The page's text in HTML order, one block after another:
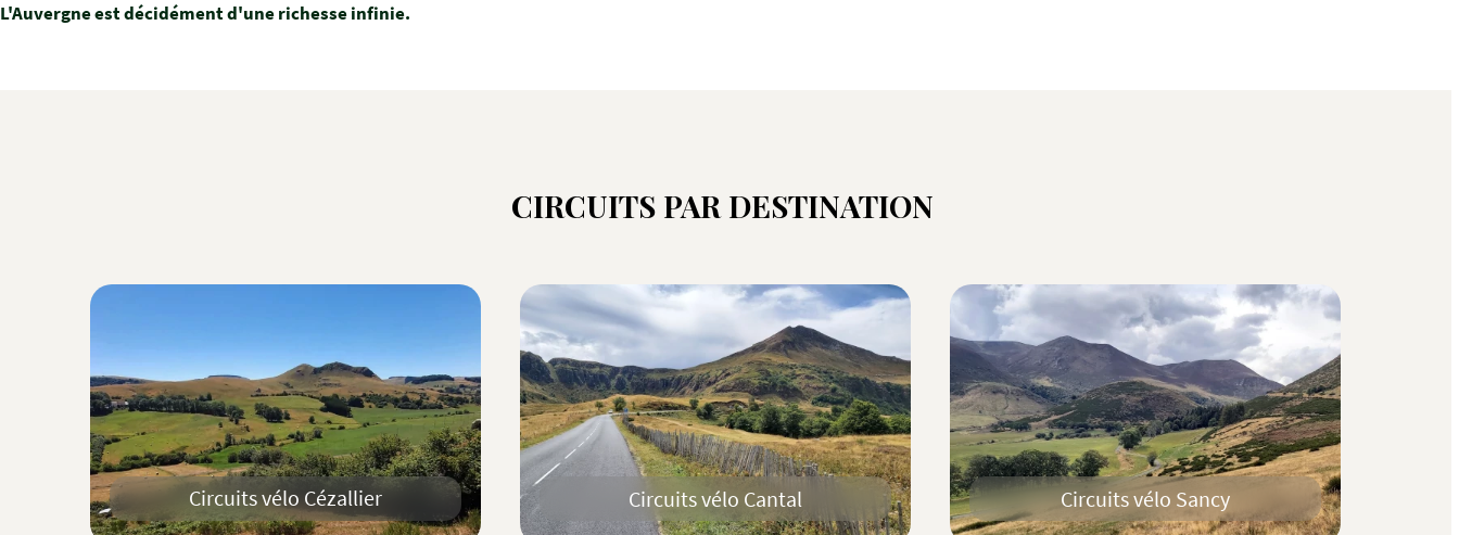
L'Auvergne est décidément d'une richesse infinie.
CIRCUITS PAR DESTINATION
Circuits vélo Cézallier Circuits vélo Cantal Circuits vélo Sancy